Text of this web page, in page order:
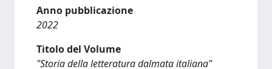
Anno pubblicazione
2022
Titolo del Volume
"Storia della letteratura dalmata italiana"